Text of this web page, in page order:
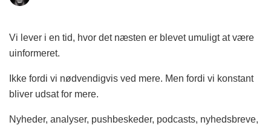
Vi lever i en tid, hvor det næsten er blevet umuligt at være
uinformeret.
Ikke fordi vi nødvendigvis ved mere. Men fordi vi konstant
bliver udsat for mere.
Nyheder, analyser, pushbeskeder, podcasts, nyhedsbreve,